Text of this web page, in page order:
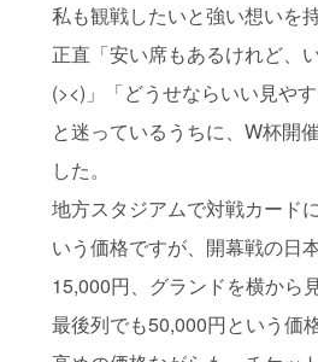
私も観戦したいと強い想いを
正直「安い席もあるけれど、
(><)」「どうせならいい見や
と迷っているうちに、W杯開
した。
地方スタジアムで対戦カード
いう価格ですが、開幕戦の日
15,000円、グランドを横から
最後列でも50,000円という価